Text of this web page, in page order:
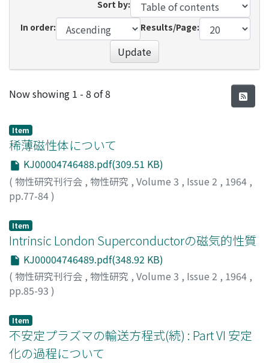
Sort by:
In order:
Results/Page:
Update
Recent Submissions
Now showing 1 - 8 of 8
Item
稀薄磁性体について
KJ00004746488.pdf(309.51 KB)
( 物性研究刊行会 , 物性研究 , Volume 3 , Issue 2 , 1964 ,
pp.77-84)
Bunjiro
Item
Intrinsic London Superconductorの磁気的性質
KJ00004746489.pdf(348.92 KB)
( 物性研究刊行会 , 物性研究 , Volume 3 , Issue 2 , 1964 ,
pp.85-93 )
キ, カズミ
Item
不安定プラズマの輸送方程式(続) : Part VI 安定
化の過程について